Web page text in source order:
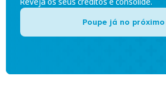
Poupe já no